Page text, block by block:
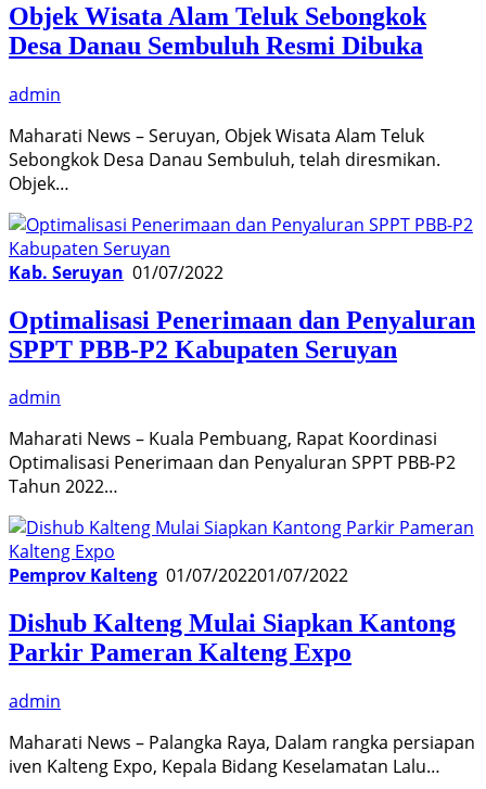
Objek Wisata Alam Teluk Sebongkok
Desa Danau Sembuluh Resmi Dibuka
admin
Maharati News – Seruyan, Objek Wisata Alam Teluk
Sebongkok Desa Danau Sembuluh, telah diresmikan.
Objek…
Kab. Seruyan 01/07/2022
Optimalisasi Penerimaan dan Penyaluran
SPPT PBB-P2 Kabupaten Seruyan
admin
Maharati News – Kuala Pembuang, Rapat Koordinasi
Optimalisasi Penerimaan dan Penyaluran SPPT PBB-P2
Tahun 2022…
Pemprov Kalteng 01/07/202201/07/2022
Dishub Kalteng Mulai Siapkan Kantong
Parkir Pameran Kalteng Expo
admin
Maharati News – Palangka Raya, Dalam rangka persiapan
iven Kalteng Expo, Kepala Bidang Keselamatan Lalu…